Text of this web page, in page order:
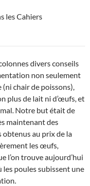
les Cahiers
divers conseils
non seulement
(ni chair de poissons),
plus de lait ni d’œufs, et
Notre but était de
maintenant des
au prix de la
les œufs,
l’on trouve aujourd’hui
les poules subissent une